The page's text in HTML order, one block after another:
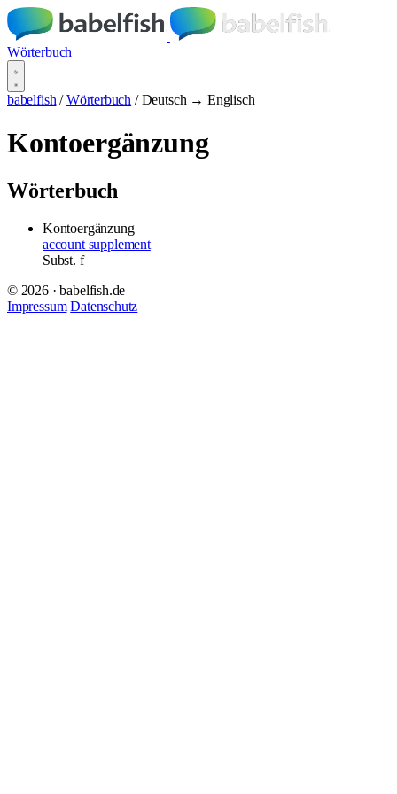
Wörterbuch
babelfish / Wörterbuch / Deutsch → Englisch
Kontoergänzung
Wörterbuch
Kontoergänzung
account supplement
Subst. f
© 2026 · babelfish.de
Impressum Datenschutz